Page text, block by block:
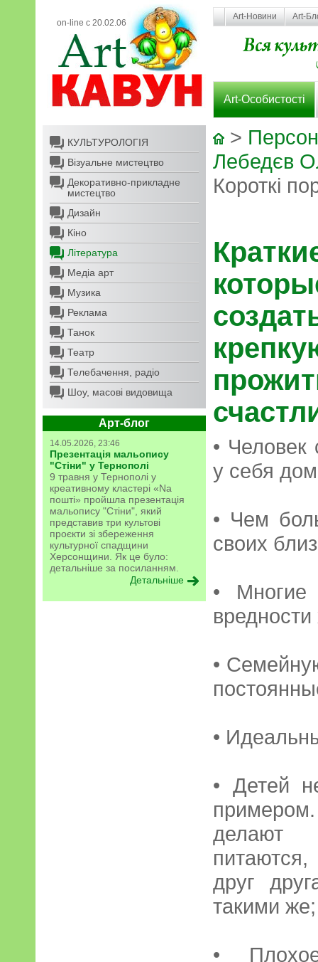
on-line с 20.02.06
Art-Новини Art-
Art-Особистості
КУЛЬТУРОЛОГІЯ
Візуальне мистецтво
Декоративно-прикладне
мистецтво
Дизайн
Кіно
Література
Медіа арт
Музика
Реклама
Танок
Театр
Телебачення, радіо
Шоу, масові видовища
Арт-блог
14.05.2026, 23:46
Презентація мальопису
"Стіни" у Тернополі
9 травня у Тернополі у
креативному кластері «Na
пошті» пройшла презентація
мальопису "Стіни", який
представив три культові
проєкти зі збереження
культурної спадщини
Херсонщини. Як це було:
детальніше за посиланням.
Детальніше
>
Лебедєв
Короткі
• Человек
у себя
• Чем
своих
• Многие
•
•
• Детей
делают
друг
такими же;
•